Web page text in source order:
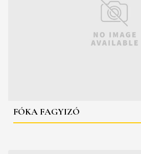
FÓKA FAGYIZÓ